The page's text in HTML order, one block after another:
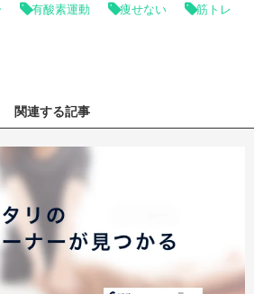
有酸素運動 痩せない 筋トレ
関連する記事